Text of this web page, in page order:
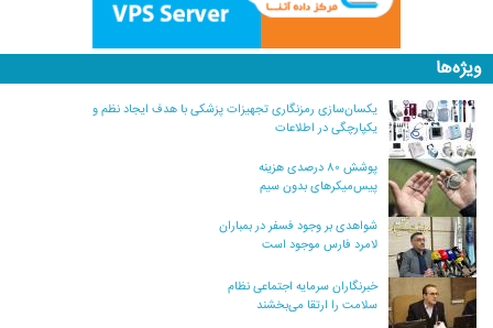
ویژه‌ها
یکسان‌سازی رمزنگاری تجهیزات پزشکی با هدف ایجاد نظم و
یکپارچگی در اطلاعات
پوشش ۸۰ درصدی هزینه
پیس‌میکرهای بدون سیم
شواهدی بر وجود فسفر در بمباران
لامرد فارس موجود است
خبرنگاران سرمایه اجتماعی نظام
سلامت را ارتقا می‌بخشند